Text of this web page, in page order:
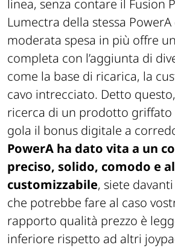
linea, senza contare il Fusion
Lumectra della stessa
moderata spesa in più offre
completa con l’aggiunta di
come la base di ricarica, la
cavo intrecciato. Detto
ricerca di un prodotto griffato
gola il bonus digitale a
PowerA ha dato vita a un
preciso, solido, comodo e
customizzabile, siete
che potrebbe fare al caso
rapporto qualità prezzo è
inferiore rispetto ad altri